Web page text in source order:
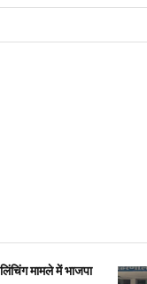
मामले में भाजपा